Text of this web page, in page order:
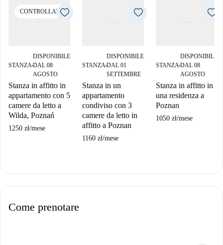
CONTROLLATO
STANZA■
DISPONIBILE
DAL 08
AGOSTO
Stanza in affitto in
appartamento con 5
camere da letto a
Wilda, Poznań
1250 zł/mese
STANZA■
DISPONIBILE
DAL 01
SETTEMBRE
Stanza in un
appartamento
condiviso con 3
camere da letto in
affitto a Poznan
1160 zł/mese
STANZA■
DISPONIBILE
DAL 08
AGOSTO
Stanza in affitto in
una residenza a
Poznan
1050 zł/mese
Come prenotare